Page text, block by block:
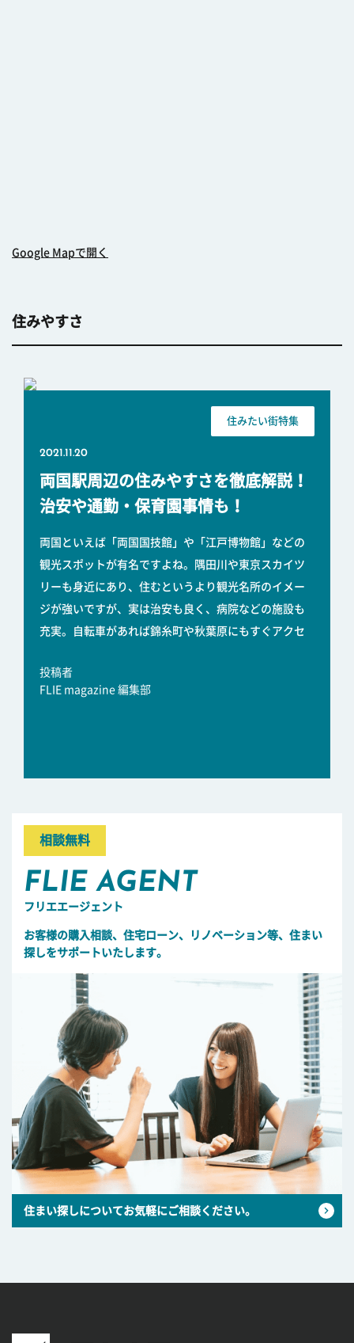
Google Mapで開く
住みやすさ
住みたい街特集
2021.11.20
両国駅周辺の住みやすさを徹底解説！
治安や通勤・保育園事情も！
両国といえば「両国国技館」や「江戸博物館」などの
観光スポットが有名ですよね。隅田川や東京スカイツ
リーも身近にあり、住むというより観光名所のイメー
ジが強いですが、実は治安も良く、病院などの施設も
充実。自転車があれば錦糸町や秋葉原にもすぐアクセ
投稿者
FLIE magazine 編集部
相談無料
FLIE AGENT
フリエエージェント
お客様の購入相談、住宅ローン、リノベーション等、住まい
探しをサポートいたします。
住まい探しについてお気軽にご相談ください。